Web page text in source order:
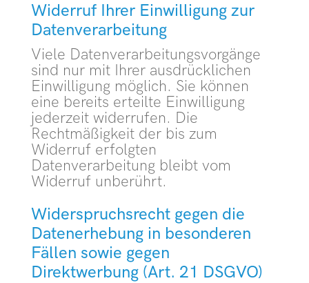
Widerruf Ihrer Einwilligung zur
Datenverarbeitung
Viele Datenverarbeitungsvorgänge
sind nur mit Ihrer ausdrücklichen
Einwilligung möglich. Sie können
eine bereits erteilte Einwilligung
jederzeit widerrufen. Die
Rechtmäßigkeit der bis zum
Widerruf erfolgten
Datenverarbeitung bleibt vom
Widerruf unberührt.
Widerspruchsrecht gegen die
Datenerhebung in besonderen
Fällen sowie gegen
Direktwerbung (Art. 21 DSGVO)